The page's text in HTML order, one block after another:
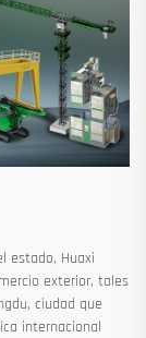
estado, Huaxi
exterior, tales
ciudad que
internacional